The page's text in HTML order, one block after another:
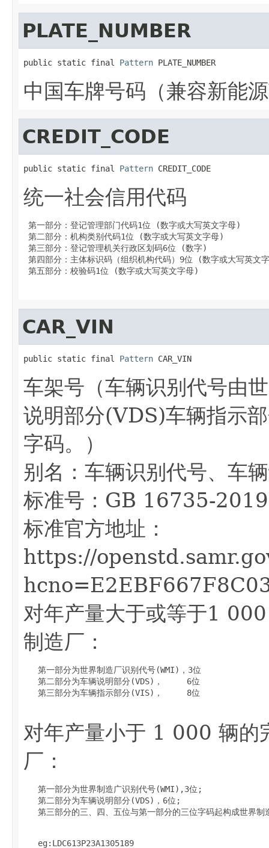
PLATE_NUMBER
public static final Pattern PLATE_NUMBER
中国车牌号码（兼容新能
CREDIT_CODE
public static final Pattern CREDIT_CODE
统一社会信用代码
第一部分：登记管理部门代码1位 (数字或大写英文字母)
第二部分：机构类别代码1位 (数字或大写英文字母)
第三部分：登记管理机关行政区划码6位 (数字)
第四部分：主体标识码（组织机构代码）9位 (数字或大写英文
第五部分：校验码1位 (数字或大写英文字母)
CAR_VIN
public static final Pattern CAR_VIN
车架号（车辆识别代号由
说明部分(VDS)车辆指示
字码。）
别名：车辆识别代号、车
标准号：GB 16735-2019
标准官方地址：
https://
对年产量大于或等于1
制造厂：
   第一部分为世界制造厂识别代号(WMI)，3位
   第二部分为车辆说明部分(VDS)，     6位
   第三部分为车辆指示部分(VIS)，     8位
对年产量小于 1 000 辆的
厂：
   第一部分为世界制造广识别代号(WMI),3位;
   第二部分为车辆说明部分(VDS)，6位;
第三部分的三、四、五位与第一部分的三位字码起构成世界
   eg:LDC613P23A1305189